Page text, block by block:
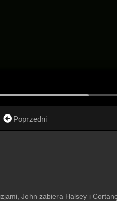
Poprzedni
John zabiera Halsey i